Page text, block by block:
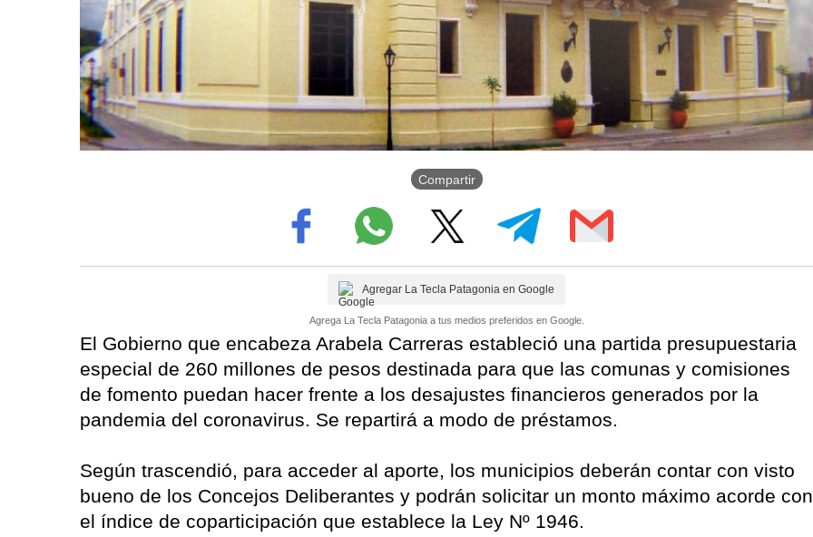
Compartir
Agregar La Tecla Patagonia en Google
Agrega La Tecla Patagonia a tus medios preferidos en Google.
El Gobierno que encabeza Arabela Carreras estableció una partida presupuestaria
especial de 260 millones de pesos destinada para que las comunas y comisiones
de fomento puedan hacer frente a los desajustes financieros generados por la
pandemia del coronavirus. Se repartirá a modo de préstamos.
Según trascendió, para acceder al aporte, los municipios deberán contar con visto
bueno de los Concejos Deliberantes y podrán solicitar un monto máximo acorde con
el índice de coparticipación que establece la Ley Nº 1946.